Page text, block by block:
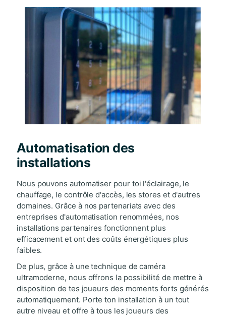
Automatisation des
installations
Nous pouvons automatiser pour toi l'éclairage, le
chauffage, le contrôle d'accès, les stores et d'autres
domaines. Grâce à nos partenariats avec des
entreprises d'automatisation renommées, nos
installations partenaires fonctionnent plus
efficacement et ont des coûts énergétiques plus
faibles.
De plus, grâce à une technique de caméra
ultramoderne, nous offrons la possibilité de mettre à
disposition de tes joueurs des moments forts générés
automatiquement. Porte ton installation à un tout
autre niveau et offre à tous les joueurs des